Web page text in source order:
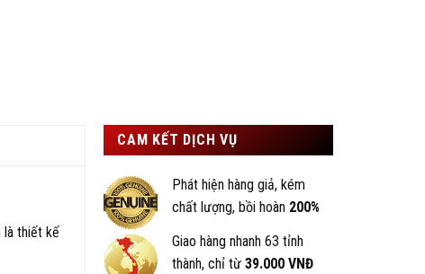
là thiết kế
CAM KẾT DỊCH VỤ
Phát hiện hàng giả, kém
chất lượng, bồi hoàn 200%
Giao hàng nhanh 63 tỉnh
thành, chỉ từ 39.000 VNĐ